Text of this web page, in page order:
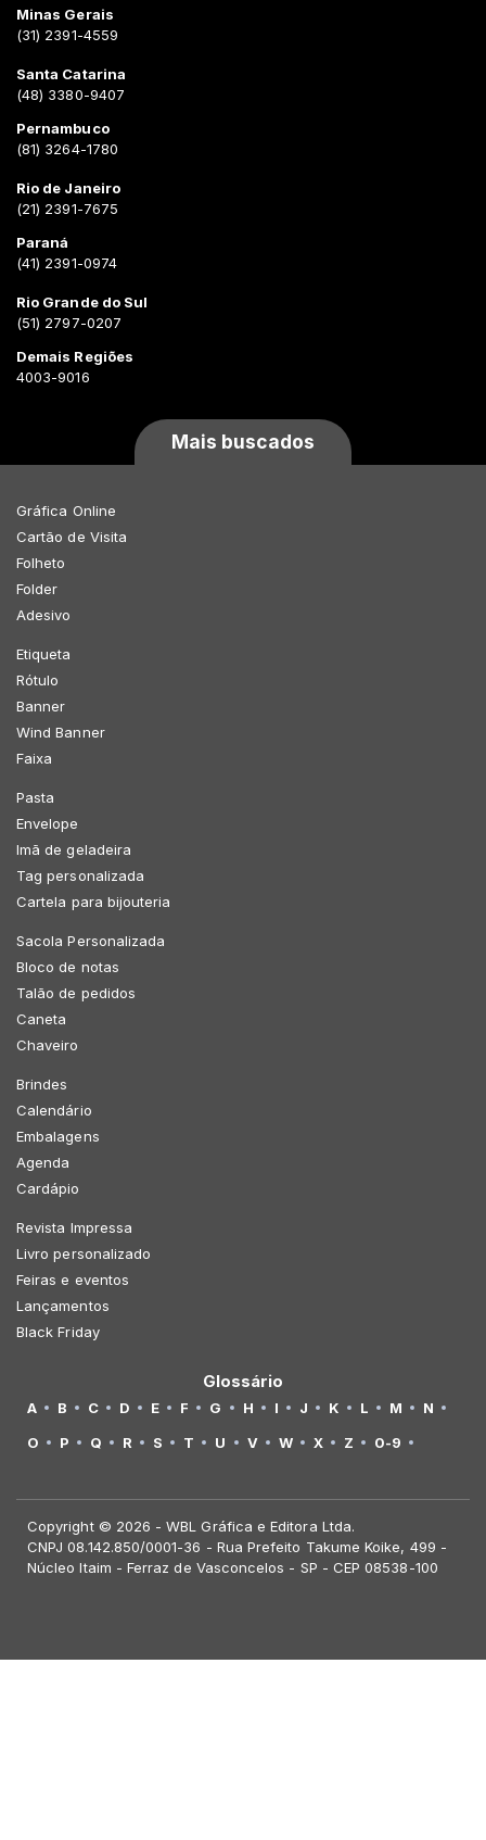
Minas Gerais
(31) 2391-4559
Santa Catarina
(48) 3380-9407
Pernambuco
(81) 3264-1780
Rio de Janeiro
(21) 2391-7675
Paraná
(41) 2391-0974
Rio Grande do Sul
(51) 2797-0207
Demais Regiões
4003-9016
Mais buscados
Gráfica Online
Cartão de Visita
Folheto
Folder
Adesivo
Etiqueta
Rótulo
Banner
Wind Banner
Faixa
Pasta
Envelope
Imã de geladeira
Tag personalizada
Cartela para bijouteria
Sacola Personalizada
Bloco de notas
Talão de pedidos
Caneta
Chaveiro
Brindes
Calendário
Embalagens
Agenda
Cardápio
Revista Impressa
Livro personalizado
Feiras e eventos
Lançamentos
Black Friday
Glossário
A B C D E F G H I J K L M
N
O
P Q R S T U V W X Z 0-9
Copyright © 2026 - WBL Gráfica e Editora Ltda.
CNPJ 08.142.850/0001-36 - Rua Prefeito Takume Koike, 499 -
Núcleo Itaim - Ferraz de Vasconcelos - SP - CEP 08538-100